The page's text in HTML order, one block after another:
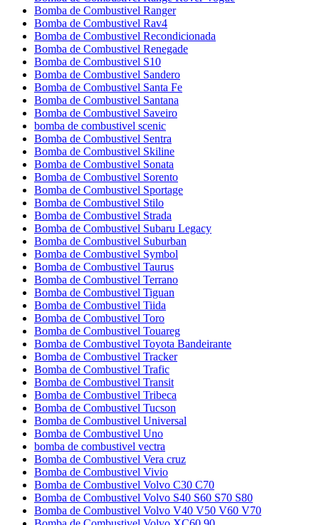
Bomba de Combustivel Ranger
Bomba de Combustivel Rav4
Bomba de Combustivel Recondicionada
Bomba de Combustivel Renegade
Bomba de Combustivel S10
Bomba de Combustivel Sandero
Bomba de Combustivel Santa Fe
Bomba de Combustivel Santana
Bomba de Combustivel Saveiro
bomba de combustivel scenic
Bomba de Combustivel Sentra
Bomba de Combustivel Skiline
Bomba de Combustivel Sonata
Bomba de Combustivel Sorento
Bomba de Combustivel Sportage
Bomba de Combustivel Stilo
Bomba de Combustivel Strada
Bomba de Combustivel Subaru Legacy
Bomba de Combustivel Suburban
Bomba de Combustivel Symbol
Bomba de Combustivel Taurus
Bomba de Combustivel Terrano
Bomba de Combustivel Tiguan
Bomba de Combustivel Tiida
Bomba de Combustivel Toro
Bomba de Combustivel Touareg
Bomba de Combustivel Toyota Bandeirante
Bomba de Combustivel Tracker
Bomba de Combustivel Trafic
Bomba de Combustivel Transit
Bomba de Combustivel Tribeca
Bomba de Combustivel Tucson
Bomba de Combustivel Universal
Bomba de Combustivel Uno
bomba de combustivel vectra
Bomba de Combustivel Vera cruz
Bomba de Combustivel Vivio
Bomba de Combustivel Volvo C30 C70
Bomba de Combustivel Volvo S40 S60 S70 S80
Bomba de Combustivel Volvo V40 V50 V60 V70